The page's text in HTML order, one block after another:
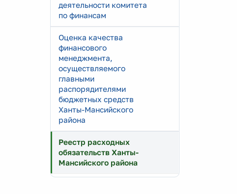
деятельности комитета
по финансам
Оценка качества
финансового
менеджмента,
осуществляемого
главными
распорядителями
бюджетных средств
Ханты-Мансийского
района
Реестр расходных
обязательств Ханты-
Мансийского района